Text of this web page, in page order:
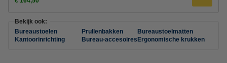
Bekijk ook:
Bureaustoelen
Prullenbakken
Bureaustoelmatten
Kantoorinrichting
Bureau-accesoires Ergonomische krukken